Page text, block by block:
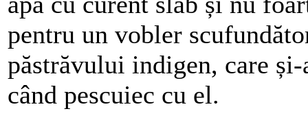
pentru un vobler
păstrăvului indigen, care
când pescuiec cu el.